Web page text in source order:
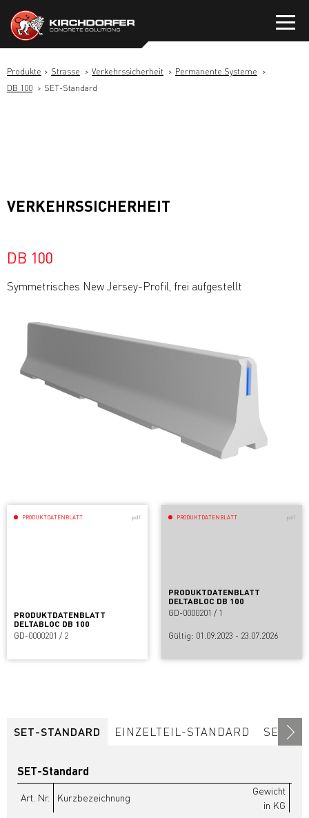
Inhalt
springen
Produkte Strasse Verkehrssicherheit
Permanente Systeme
DB 100
SET-Standard
VERKEHRSSICHERHEIT
DB 100
Symmetrisches New Jersey-Profil, frei aufgestellt
PRODUKTDATENBLATT .pdf
PRODUKTDATENBLATT
DELTABLOC DB 100
GD-0000201 / 1
Gültig: 01.09.2023 - 23.07.2026
PRODUKTDATENBLATT .pdf
PRODUKTDATENBLATT
DELTABLOC DB 100
GD-0000201 / 2
SET-STANDARD EINZELTEIL-STANDARD SET-
SET-Standard
Art. Nr. Kurzbezeichnung
Gewicht
in KG